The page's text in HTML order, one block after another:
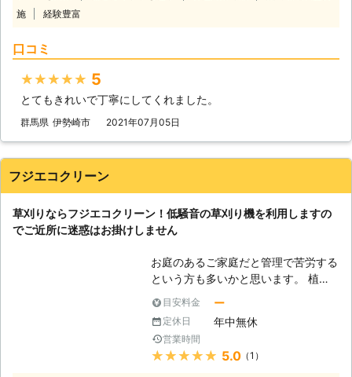
引など、お客様にご満足いただけるサ
取扱作業者の有資格者在籍！安心安全
草刈りは刈払機取扱作業者の有資格者
が対応いたします。 この資格は国家
資格で、刈払機を安全に取り扱い作業
また、作業内容についても有資格者の
目線から親切・丁寧にご説明いたしま
すので安心してご相談ください。 ■
料 アップス計画は群馬県前橋市の地
域密着業者として、手厚いサービスを
提供しております。 弊社から半径
30km以内でご依頼いただいた場合、
出張費は無料です。 また、末永くお
客様にご利用いただけるよう、どのよ
うなご要望にも全力でお応えできるよ
施
経験豊富
口コミ
★★★★★ 5
とてもきれいで丁寧にしてくれました。
群馬県 伊勢崎市 2021年07月05日
フジエコクリーン
草刈りならフジエコクリーン！低騒音の草刈り機を利用しますの
でご近所に迷惑はお掛けしません
お庭のあるご家庭だと管理で苦労する
という方も多いかと思います。 植木
や雑草も日々成長していますので、気
付いたときには雑草や枝葉が伸びてし
まい見通しの悪いお庭になっていたな
んてことも……。 お庭は通行人や近隣
の人にも見られる頻度が高いため、少
目安料金 ー
定休日 年中無休
営業時間
★★★★★ 5.0（1）